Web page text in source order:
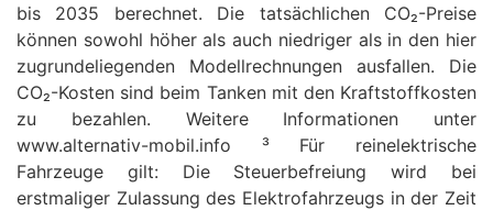
bis 2035 berechnet. Die tatsächlichen CO₂-Preise
können sowohl höher als auch niedriger als in den hier
zugrundeliegenden Modellrechnungen ausfallen. Die
CO₂-Kosten sind beim Tanken mit den Kraftstoffkosten
zu bezahlen. Weitere Informationen unter
www.alternativ-mobil.info ³ Für reinelektrische
Fahrzeuge gilt: Die Steuerbefreiung wird bei
erstmaliger Zulassung des Elektrofahrzeugs in der Zeit